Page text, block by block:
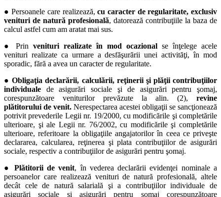
● Persoanele care realizează,cu caracter de regularitate, exclusiv
venituri de natură profesională, datorează contribuţiile la baza de
calcul astfel cum am aratat mai sus.
● Prin venituri realizate în mod ocazional se înţelege acele
venituri realizate ca urmare a desfăşurării unei activităţi, în mod
sporadic, fără a avea un caracter de regularitate.
●Obligaţia declarării, calculării, reţinerii şi plăţii contribuţiilor
individuale de asigurări sociale şi de asigurări pentru şomaj,
corespunzătoare veniturilor prevăzute la alin. (2), revine
plătitorului de venit. Nerespectarea acestei obligaţii se sancţionează
potrivit prevederile Legii nr. 19/2000, cu modificările şi completările
ulterioare, şi ale Legii nr. 76/2002, cu modificările şi completările
ulterioare, referitoare la obligaţiile angajatorilor în ceea ce priveşte
declararea, calcularea, reţinerea şi plata contribuţiilor de asigurări
sociale, respectiv a contribuţiilor de asigurări pentru şomaj.
● Plătitorii de venit, în vederea declarării evidenţei nominale a
persoanelor care realizează venituri de natură profesională, altele
decât cele de natură salarială şi a contribuţiilor individuale de
asigurări sociale şi asigurări pentru şomaj corespunzătoare